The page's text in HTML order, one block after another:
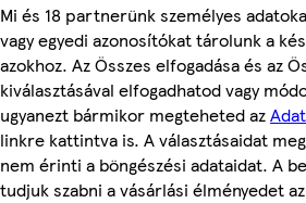
Mi és 18 partnerünk személyes
vagy egyedi azonosítókat tárolunk a
azokhoz. Az Összes elfogadása és az
kiválasztásával elfogadhatod vagy
ugyanezt bármikor megteheted az
linkre kattintva is. A választásaidat
nem érinti a böngészési adataidat. A
tudjuk szabni a vásárlási élményedet